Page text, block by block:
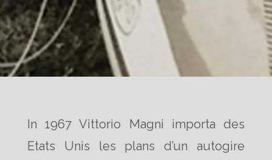
In 1967 Vittorio Magni importa des
Etats Unis les plans d’un autogire